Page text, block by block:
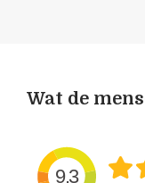
Wat de
9.3